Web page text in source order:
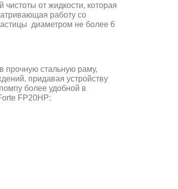
от жидкости, которая
работу cо
диаметром не более 6
прочную стальную раму,
придавая устройству
более удобной в
FP20HP: